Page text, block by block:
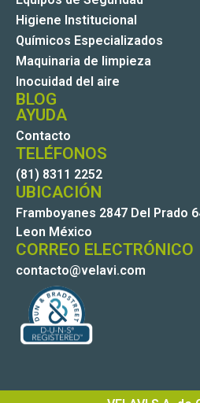
Higiene Institucional
Químicos Especializados
Maquinaria de limpieza
Inocuidad del aire
BLOG
AYUDA
Contacto
TELÉFONOS
(81) 8311 2252
UBICACIÓN
Framboyanes 2847 Del Prado
Leon México
CORREO ELECTRÓNICO
contacto@velavi.com